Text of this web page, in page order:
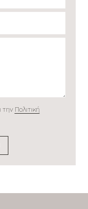
την Πολιτική